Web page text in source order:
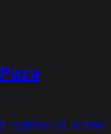
registrul de ordine